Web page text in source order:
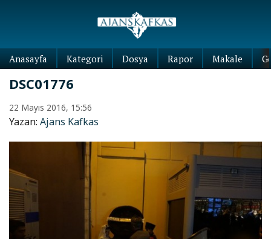
Anasayfa Kategori Dosya Rapor Makale
DSC01776
22 Mayıs 2016, 15:56
Yazan: Ajans Kafkas